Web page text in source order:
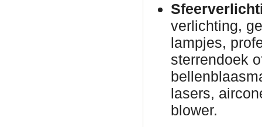
verlichting,
lampjes,
sterrendoek
lasers,
blower.